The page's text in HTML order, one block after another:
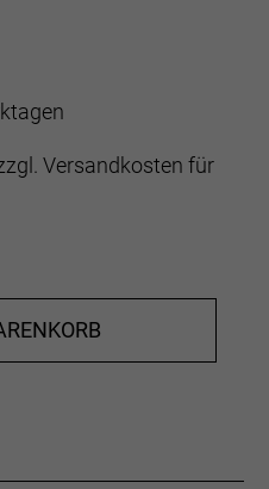
Versandkosten für